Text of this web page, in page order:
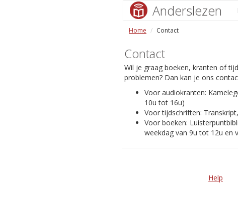
Anderslezen
Home Contact
Contact
Wil je graag boeken, kranten of
problemen? Dan kan je ons
Voor audiokranten:
10u tot 16u)
Voor tijdschriften: Transkript,
Voor boeken:
weekdag van 9u tot 12u en
Help